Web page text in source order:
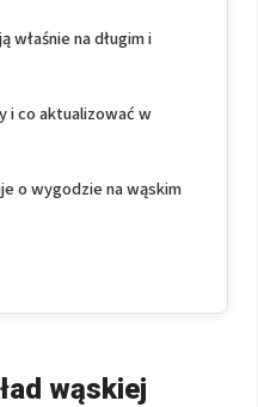
właśnie na długim i
i co aktualizować w
o wygodzie na wąskim
wąskiej